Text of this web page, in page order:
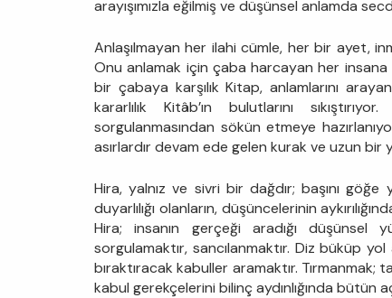
arayışımızla eğilmiş ve düşünsel anlamda
Anlaşılmayan her ilahi cümle, her bir ayet,
Onu anlamak için çaba harcayan her
bir çabaya karşılık Kitap, anlamlarını
kararlılık Kitâb’ın bulutlarını
sorgulanmasından sökün etmeye
asırlardır devam ede gelen kurak ve uzun bir
Hira, yalnız ve sivri bir dağdır; başını göğe
duyarlılığı olanların, düşüncelerinin
Hira; insanın gerçeği aradığı düşünsel
sorgulamaktır, sancılanmaktır. Diz büküp
bıraktıracak kabuller aramaktır.
kabul gerekçelerini bilinç aydınlığında bütün